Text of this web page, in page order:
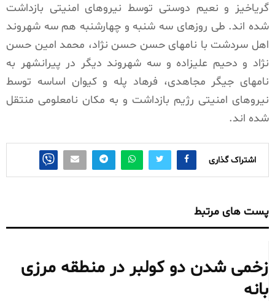
گریاخیز و نعیم دوستی توسط نیروهای امنیتی بازداشت
شده اند. طی روزهای سه شنبه و چهارشنبه هم سه شهروند
اهل سردشت با نامهای حسن حسن نژاد، محمد امین حسن
نژاد و دحیم علیزاده و سه شهروند دیگر در پیرانشهر به
نامهای جیگر مجاهدی، فرهاد پله و کیوان اساسه توسط
نیروهای امنیتی رژیم بازداشت و به مکان نامعلومی منتقل
شده اند.
اشتراک گذاری
پست های مرتبط
زخمی شدن دو کولبر در منطقه مرزی
بانه